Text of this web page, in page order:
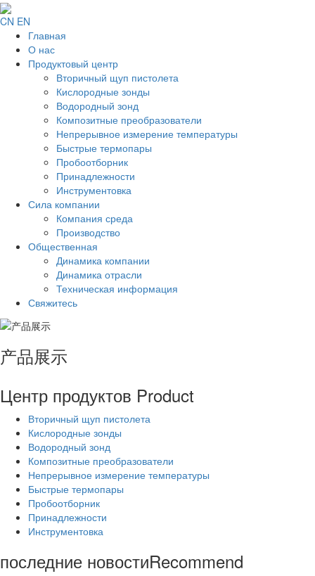
CN EN
Главная
О нас
Продуктовый центр
Вторичный щуп пистолета
Кислородные зонды
Водородный зонд
Композитные преобразователи
Непрерывное измерение температуры
Быстрые термопары
Пробоотборник
Принадлежности
Инструментовка
Сила компании
Компания среда
Производство
Общественная
Динамика компании
Динамика отрасли
Техническая информация
Свяжитесь
产品展示
Центр продуктов Product
Вторичный щуп пистолета
Кислородные зонды
Водородный зонд
Композитные преобразователи
Непрерывное измерение температуры
Быстрые термопары
Пробоотборник
Принадлежности
Инструментовка
последние новостиRecommend